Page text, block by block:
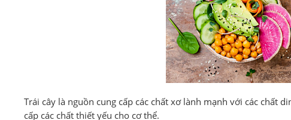
Trái cây là nguồn cung cấp các chất xơ lành mạnh với các chất
cấp các chất thiết yếu cho cơ thể.